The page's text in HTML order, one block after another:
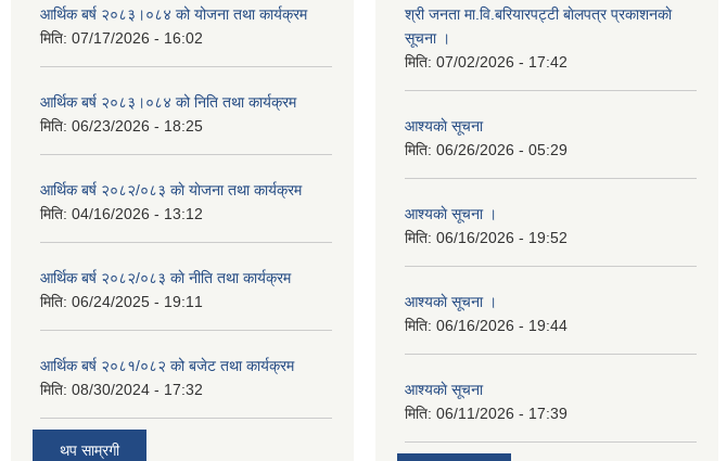
आर्थिक बर्ष २०८३।०८४ को योजना तथा कार्यक्रम
मिति: 07/17/2026 - 16:02
आर्थिक बर्ष २०८३।०८४ को निति तथा कार्यक्रम
मिति: 06/23/2026 - 18:25
आर्थिक बर्ष २०८२/०८३ काे याेजना तथा कार्यक्रम
मिति: 04/16/2026 - 13:12
आर्थिक बर्ष २०८२/०८३ काे नीति तथा कार्यक्रम
मिति: 06/24/2025 - 19:11
आर्थिक बर्ष २०८१/०८२ को बजेट तथा कार्यक्रम
मिति: 08/30/2024 - 17:32
थप साम्रगी
श्री जनता मा.वि.बरियारपट्टी बाेलपत्र प्रकाशनकाे
सूचना ।
मिति: 07/02/2026 - 17:42
आश्यकाे सूचना
मिति: 06/26/2026 - 05:29
आश्यकाे सूचना ।
मिति: 06/16/2026 - 19:52
आश्यकाे सूचना ।
मिति: 06/16/2026 - 19:44
आश्यकाे सूचना
मिति: 06/11/2026 - 17:39